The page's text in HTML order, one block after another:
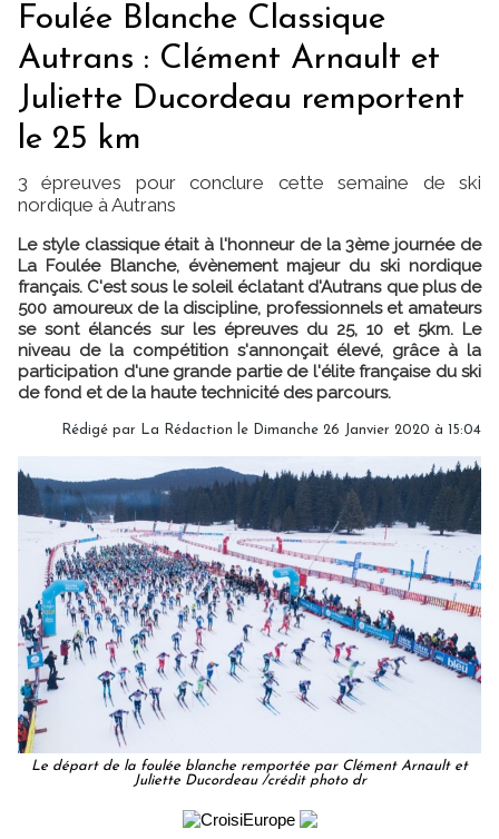
Foulée Blanche Classique
Autrans : Clément Arnault et
Juliette Ducordeau remportent
le 25 km
3 épreuves pour conclure cette semaine de ski
nordique à Autrans
Le style classique était à l'honneur de la 3ème journée de
La Foulée Blanche, évènement majeur du ski nordique
français. C'est sous le soleil éclatant d'Autrans que plus de
500 amoureux de la discipline, professionnels et amateurs
se sont élancés sur les épreuves du 25, 10 et 5km. Le
niveau de la compétition s'annonçait élevé, grâce à la
participation d'une grande partie de l'élite française du ski
de fond et de la haute technicité des parcours.
Rédigé par La Rédaction le Dimanche 26 Janvier 2020 à 15:04
Le départ de la foulée blanche remportée par Clément Arnault et
Juliette Ducordeau /crédit photo dr